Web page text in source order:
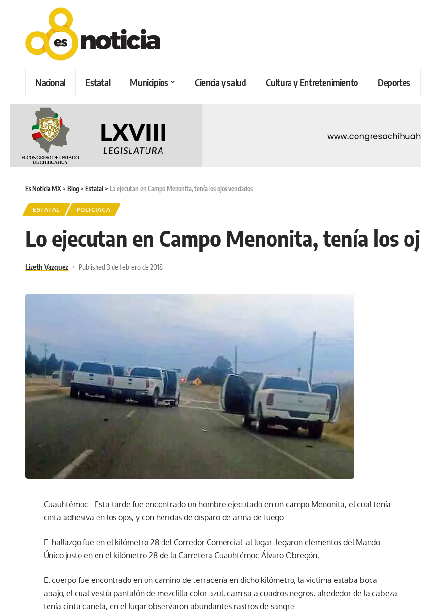
Nacional Estatal Municipios Ciencia y salud Cultura y Entretenimiento Deportes
Es Noticia MX> Blog > Estatal > Lo ejecutan en Campo Menonita, tenía los ojos vendados
ESTATAL POLICIACA
Lo ejecutan en Campo Menonita, tenía los
Lizeth Vazquez Published 3 de febrero de 2018
Cuauhtémoc.- Esta tarde fue encontrado un hombre ejecutado en un campo Menonita, el cual tenía
cinta adhesiva en los ojos, y con heridas de disparo de arma de fuego.
El hallazgo fue en el kilómetro 28 del Corredor Comercial, al lugar llegaron elementos del Mando
Único justo en en el kilómetro 28 de la Carretera Cuauhtémoc-Álvaro Obregón,.
El cuerpo fue encontrado en un camino de terracería en dicho kilómetro, la victima estaba boca
abajo, el cual vestía pantalón de mezclilla color azul, camisa a cuadros negros; alrededor de la cabeza
tenía cinta canela, en el lugar observaron abundantes rastros de sangre.